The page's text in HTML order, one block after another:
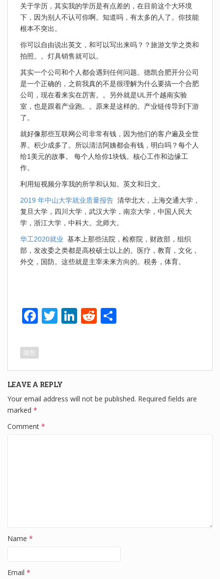
关于学历，其实我的学历是有点差的，在目前这个大环境
下，因为别人不认可你啊。知道吗，有太多的人了。你技能
根本不突出。
你可以自由说出英文，和可以写出来吗？？旅游文学之类和
拍照。。灯具销售就可以。
其实一个公司和个人都会遇到任何问题。德凯合肥开分公司
是一个正确的，之前我真的不是很理解为什么要搞一个合肥
公司，现在看来实在厉害。。另外就是UL开个越南实验
室，也是跟着产业跑。。原来是这样的。产业链传导到下游
了。
就好像那些互联网公司非常有钱，因为他们的客户遍及全世
界。积少成多了。所以清洁阿姨都会有钱，明白吗？每个人
给1美元的故事。 每个人给你1块钱。核心工作和边缘工
作。
利用短视频分享我的所学和认知。英文和日文。
2019 年中山大学就业质量报告 清华北大，上海交通大学，
复旦大学，四川大学，武汉大学，南京大学，中国人民大
学，浙江大学，中科大。北师大。
华工2020就业 基本上那些法院，检察院，财政部，组织
部，发改委之类都是高校硕士以上的。医疗，教育，文化，
外交，国防。这些就是主宰未来方向的。税务，体育。
F
c
e
b
o
k
T
Li
n
R
随想
LEAVE A REPLY
Your email address will not be published. Required fields are
marked *
Comment *
Name *
Email *